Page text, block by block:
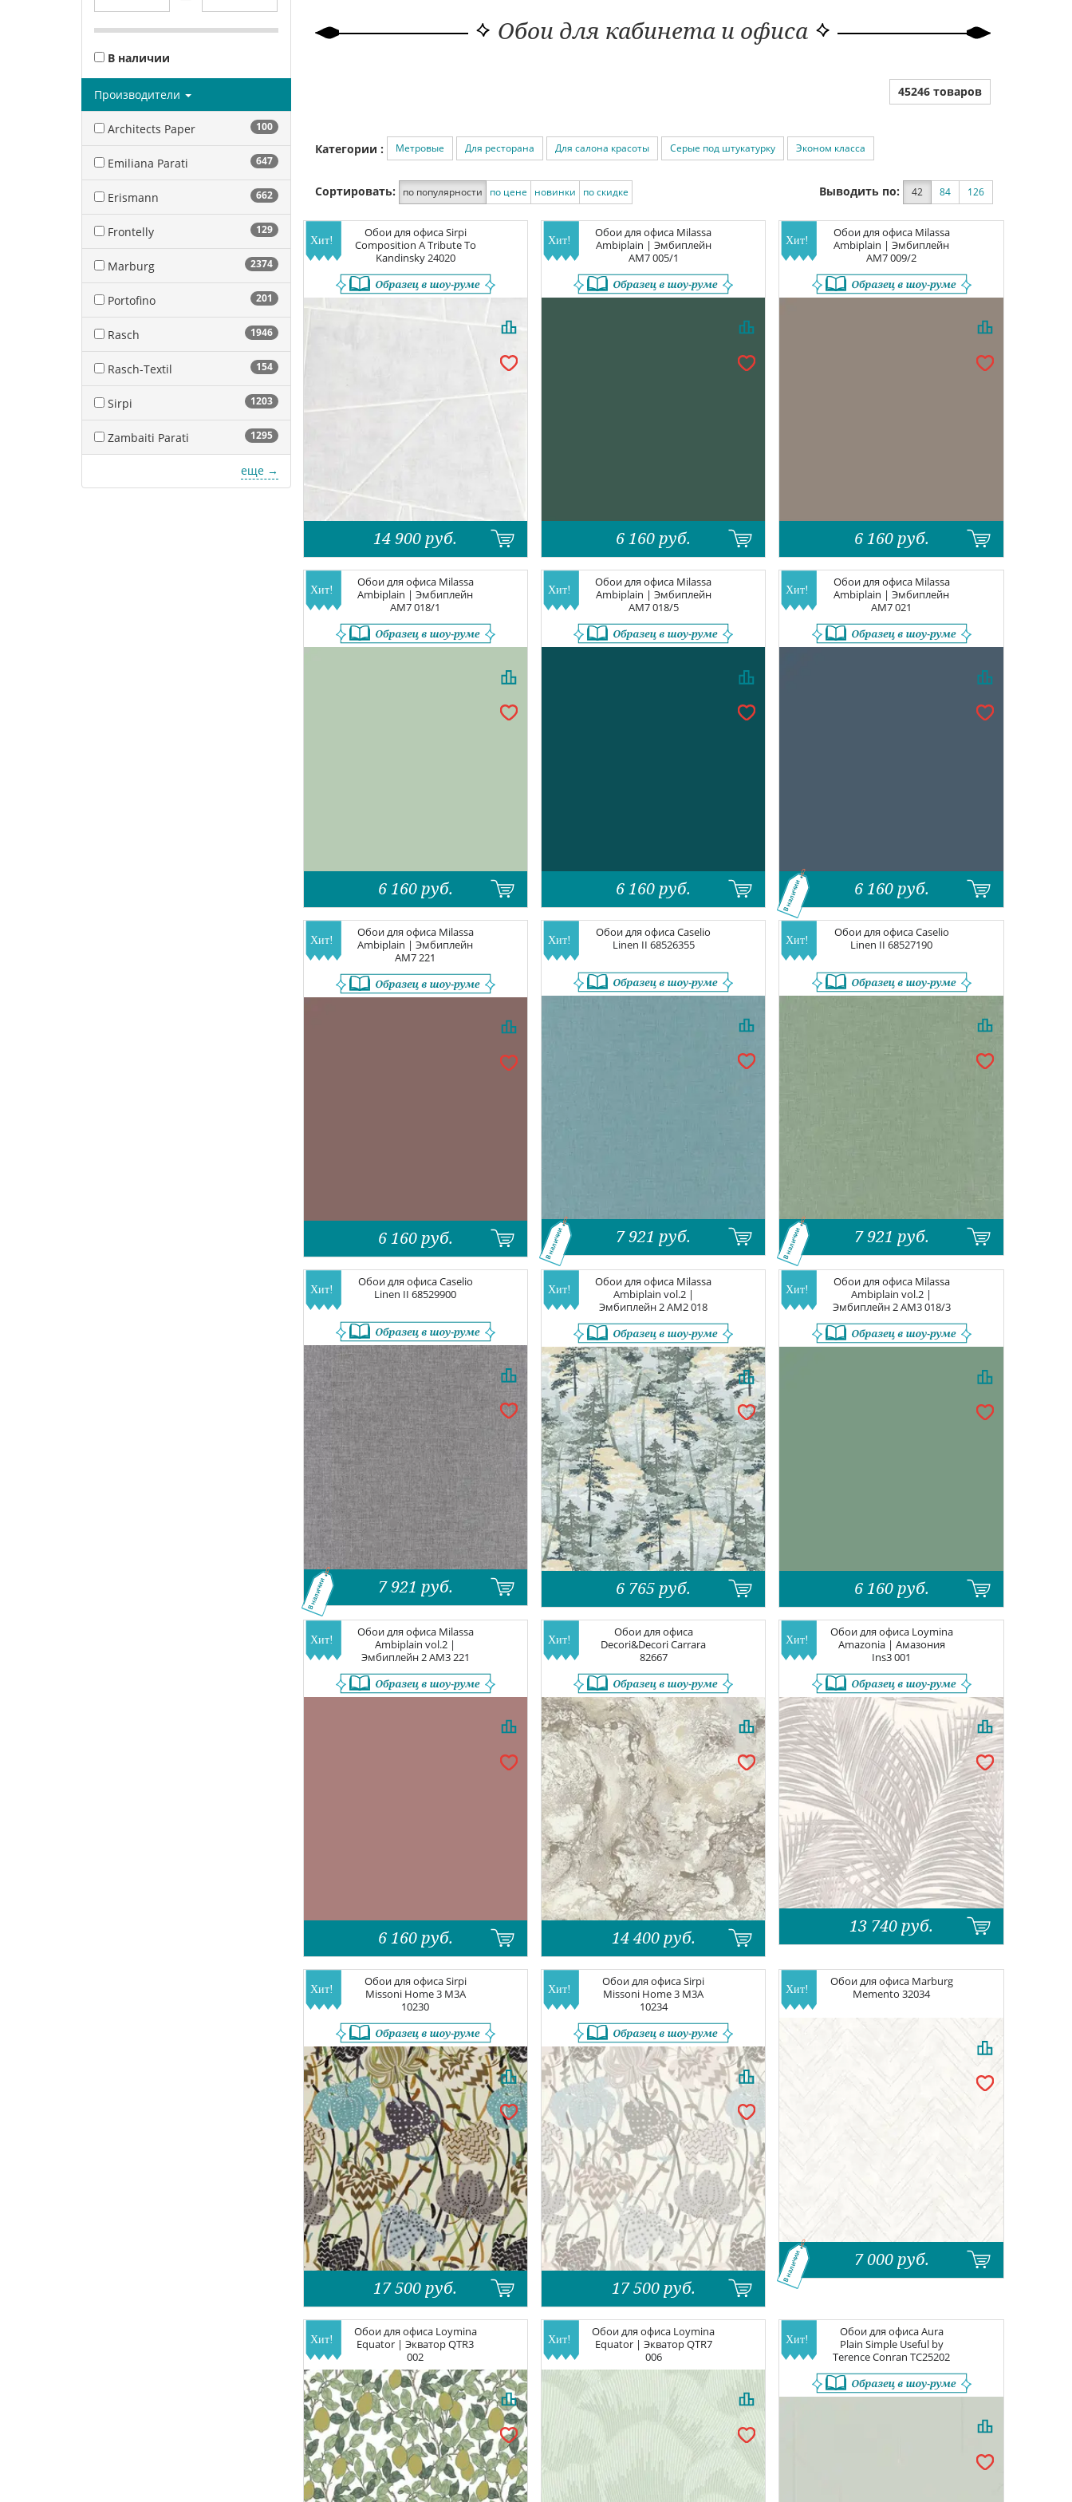
В наличии
Производители
Architects Paper 100
Emiliana Parati 647
Erismann 662
Frontelly 129
Marburg 2374
Portofino 201
Rasch 1946
Rasch-Textil 154
Sirpi 1203
Zambaiti Parati 1295
еще →
Обои для кабинета и офиса
45246 товаров
Категории : Метровые Для ресторана Для салона красоты Серые под штукатурку Эконом класса
Сортировать: по популярности по цене новинки по скидке Выводить по: 42 84 126
Обои для офисаSirpi
Composition A Tribute To
Kandinsky24020
14 900 руб.
Обои для офиса Milassa
Ambiplain | Эмбиплейн
AM7 005/1
6 160 руб.
Обои для офиса Milassa
Ambiplain | Эмбиплейн
AM7 009/2
6 160 руб.
Обои для офиса Milassa
Ambiplain | Эмбиплейн
AM7 018/1
6 160 руб.
Обои для офиса Milassa
Ambiplain | Эмбиплейн
AM7 018/5
6 160 руб.
Обои для офиса Milassa
Ambiplain | Эмбиплейн
AM7 021
6 160 руб.
В наличии
Обои для офиса Milassa
Ambiplain | Эмбиплейн
AM7 221
6 160 руб.
Обои для офисаCaselio
Linen II 68526355
7 921 руб.
В наличии
Обои для офисаCaselio
Linen II68527190
7 921 руб.
В наличии
Обои для офисаCaselio
Linen II68529900
7 921 руб.
В наличии
Обои для офиса Milassa
Ambiplain vol.2 |
Эмбиплейн 2AM2 018
6 765 руб.
Обои для офиса Milassa
Ambiplain vol.2 |
Эмбиплейн 2AM3 018/3
6 160 руб.
Обои для офиса Milassa
Ambiplain vol.2 |
Эмбиплейн 2AM3 221
6 160 руб.
Обои для офиса
Decori&Decori Carrara
82667
14 400 руб.
Обои для офиса Loymina
Amazonia | Амазония
Ins3 001
13 740 руб.
Обои для офисаSirpi
Missoni Home 3 M3A
10230
17 500 руб.
Обои для офисаSirpi
Missoni Home 3 M3A
10234
17 500 руб.
Обои для офиса Marburg
Memento32034
7 000 руб.
В наличии
Обои для офиса Loymina
Equator | ЭкваторQTR3
002
Обои для офиса Loymina
Equator | ЭкваторQTR7
006
Обои для офисаAura
Plain Simple Useful by
Terence ConranTC25202